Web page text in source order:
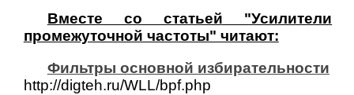
Вместе со статьей "Усилители
промежуточной частоты" читают:
Фильтры основной избирательности
http://digteh.ru/WLL/bpf.php